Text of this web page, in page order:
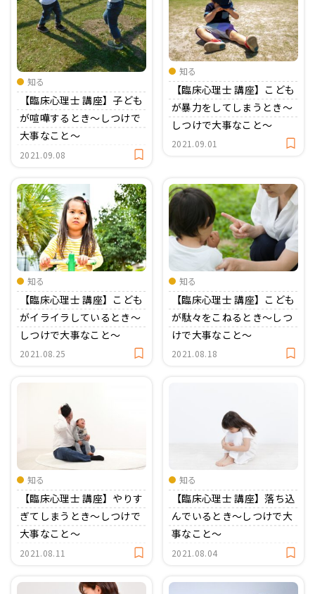
知る
【臨床心理士 講座】子ども
が喧嘩するとき〜しつけで
大事なこと〜
2021.09.08
知る
【臨床心理士 講座】こども
が暴力をしてしまうとき〜
しつけで大事なこと〜
2021.09.01
知る
【臨床心理士 講座】こども
がイライラしているとき〜
しつけで大事なこと〜
2021.08.25
知る
【臨床心理士 講座】こども
が駄々をこねるとき〜しつ
けで大事なこと〜
2021.08.18
知る
【臨床心理士 講座】やりす
ぎてしまうとき〜しつけで
大事なこと〜
2021.08.11
知る
【臨床心理士 講座】落ち込
んでいるとき〜しつけで大
事なこと〜
2021.08.04